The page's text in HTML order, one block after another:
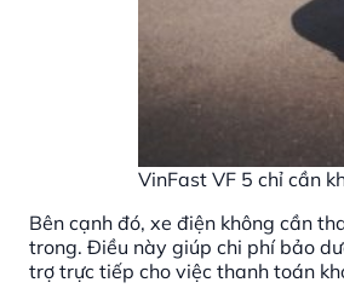
VinFast VF 5 chỉ cần
Bên cạnh đó, xe điện không cần
trong. Điều này giúp chi phí bảo
trợ trực tiếp cho việc thanh toán